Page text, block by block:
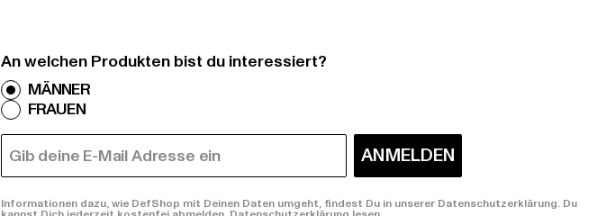
An welchen Produkten bist du interessiert?
MÄNNER
FRAUEN
E-MAIL ANMELDEN
Informationen dazu, wie DefShop mit Deinen Daten umgeht, findest Du in unserer Datenschutzerklärung. Du